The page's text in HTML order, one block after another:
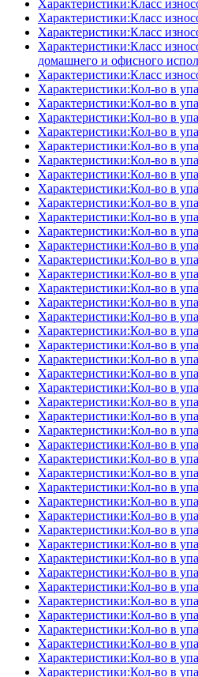
Характеристики:Класс
Характеристики:Класс
Характеристики:Класс
Характеристики:Класс
домашнего и офисного
Характеристики:Класс
Характеристики:Кол-во в
Характеристики:Кол-во в
Характеристики:Кол-во в
Характеристики:Кол-во в
Характеристики:Кол-во в
Характеристики:Кол-во в
Характеристики:Кол-во в
Характеристики:Кол-во в
Характеристики:Кол-во в
Характеристики:Кол-во в
Характеристики:Кол-во в
Характеристики:Кол-во в
Характеристики:Кол-во в
Характеристики:Кол-во в
Характеристики:Кол-во в
Характеристики:Кол-во в
Характеристики:Кол-во в
Характеристики:Кол-во в
Характеристики:Кол-во в
Характеристики:Кол-во в
Характеристики:Кол-во в
Характеристики:Кол-во в
Характеристики:Кол-во в
Характеристики:Кол-во в
Характеристики:Кол-во в
Характеристики:Кол-во в
Характеристики:Кол-во в
Характеристики:Кол-во в
Характеристики:Кол-во в
Характеристики:Кол-во в
Характеристики:Кол-во в
Характеристики:Кол-во в
Характеристики:Кол-во в
Характеристики:Кол-во в
Характеристики:Кол-во в
Характеристики:Кол-во в
Характеристики:Кол-во в
Характеристики:Кол-во в
Характеристики:Кол-во в
Характеристики:Кол-во в
Характеристики:Кол-во в
Характеристики:Кол-во в